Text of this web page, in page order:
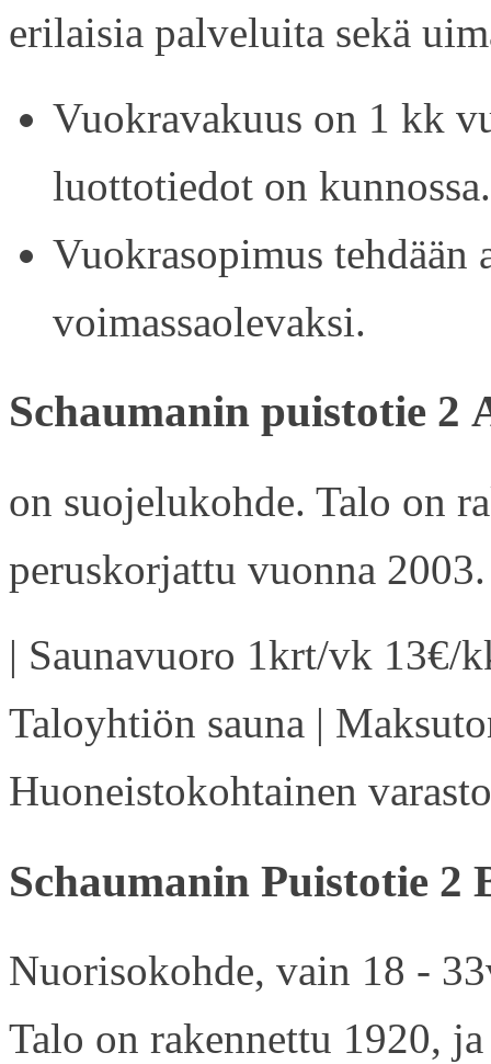
erilaisia palveluita sekä
Vuokravakuus on 1 kk
luottotiedot on kunnossa.
Vuokrasopimus tehdään
voimassaolevaksi.
Schaumanin puistotie 2
on suojelukohde. Talo on
peruskorjattu vuonna 2003.
| Saunavuoro 1krt/vk 13€/
Taloyhtiön sauna |
Huoneistokohtainen
Schaumanin Puistotie 2
Nuorisokohde, vain 18 -
Talo on rakennettu 1920,